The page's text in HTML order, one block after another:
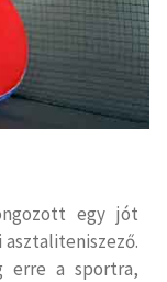
egy jót
erre a sportra,